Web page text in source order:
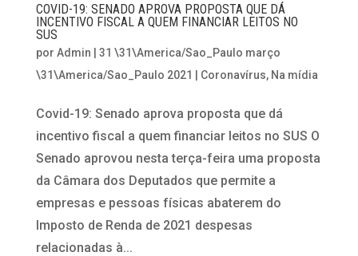
COVID-19: SENADO APROVA PROPOSTA QUE DÁ
INCENTIVO FISCAL A QUEM FINANCIAR LEITOS NO
SUS
por Admin
31 \31\America/Sao_Paulo março
\31\America/Sao_Paulo 2021
Coronavírus, Na mídia
Covid-19: Senado aprova proposta que dá
incentivo fiscal a quem financiar leitos no SUS O
Senado aprovou nesta terça-feira uma proposta
da Câmara dos Deputados que permite a
empresas e pessoas físicas abaterem do
Imposto de Renda de 2021 despesas
relacionadas à...